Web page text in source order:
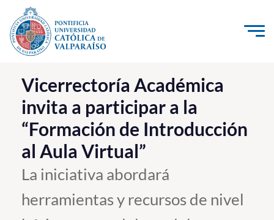
Click acá para ir directamente al contenido
La Universidad
Investigación, Creación e Innovación
PUCV Internacional
Vinculación con el Medio
Admisión
Vicerrectoría Académica
invita a participar a la
“Formación de Introducción
al Aula Virtual”
La iniciativa abordará
herramientas y recursos de nivel